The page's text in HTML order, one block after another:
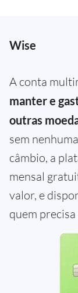
Wise
A conta
manter e
outras
sem
câmbio, a
mensal
valor, e
quem